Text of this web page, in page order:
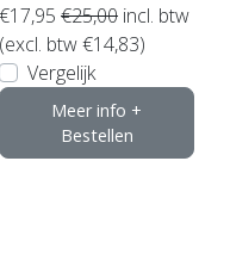
€17,95 €25,00 incl. btw
(excl. btw €14,83)
Vergelijk
Meer info +
Bestellen